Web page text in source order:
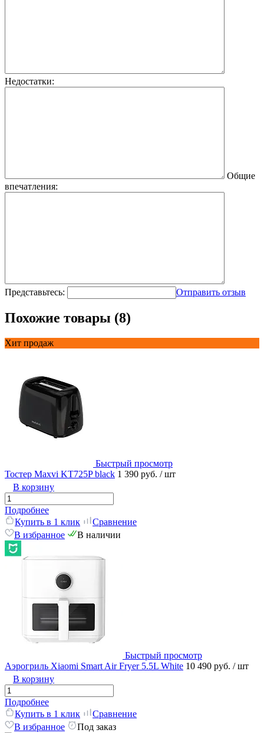
Недостатки:
Общие
впечатления:
Представьтесь: Отправить отзыв
Похожие товары (8)
Хит продаж
Быстрый просмотр
Тостер Maxvi KT725P black 1 390 руб. / шт
В корзину
Подробнее
Купить в 1 клик
Сравнение
В избранное
В наличии
Быстрый просмотр
Аэрогриль Xiaomi Smart Air Fryer 5.5L White 10 490 руб. / шт
В корзину
Подробнее
Купить в 1 клик
Сравнение
В избранное
Под заказ